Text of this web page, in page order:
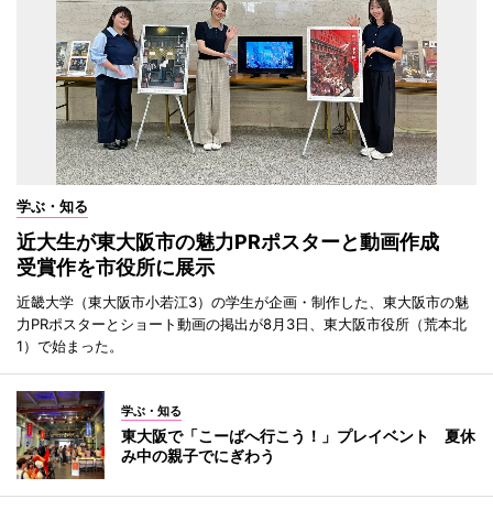
学ぶ・知る
近大生が東大阪市の魅力PRポスターと動画作成
受賞作を市役所に展示
近畿大学（東大阪市小若江3）の学生が企画・制作した、東大阪市の魅
力PRポスターとショート動画の掲出が8月3日、東大阪市役所（荒本北
1）で始まった。
学ぶ・知る
東大阪で「こーばへ行こう！」プレイベント 夏休
み中の親子でにぎわう